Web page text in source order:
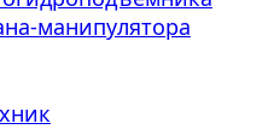
манипулятора